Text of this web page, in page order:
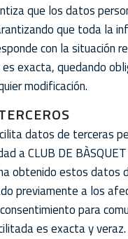
que los datos
que toda la
con la situación
exacta, quedando
modificación.
datos de terceras
a CLUB DE
obtenido estos datos
previamente a los
para
es exacta y veraz.